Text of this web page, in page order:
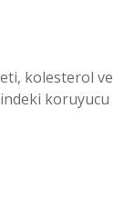
kolesterol ve
koruyucu